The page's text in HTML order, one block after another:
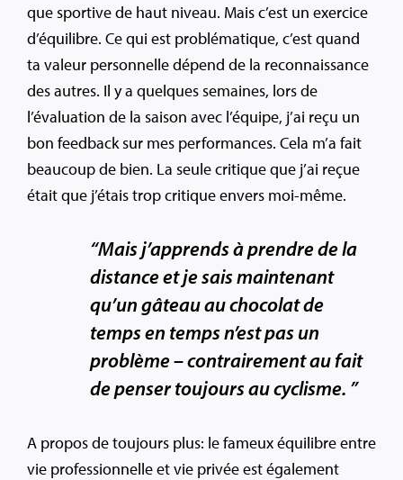
que sportive de haut niveau. Mais c’est un exercice
d’équilibre. Ce qui est problématique, c’est quand
ta valeur personnelle dépend de la reconnaissance
des autres. Il y a quelques semaines, lors de
l’évaluation de la saison avec l’équipe, j’ai reçu un
bon feedback sur mes performances. Cela m’a fait
beaucoup de bien. La seule critique que j’ai reçue
était que j’étais trop critique envers moi-même.
“Mais j’apprends à prendre de la
distance et je sais maintenant
qu’un gâteau au chocolat de
temps en temps n’est pas un
problème – contrairement au fait
de penser toujours au cyclisme. ”
A propos de toujours plus: le fameux équilibre entre
vie professionnelle et vie privée est également